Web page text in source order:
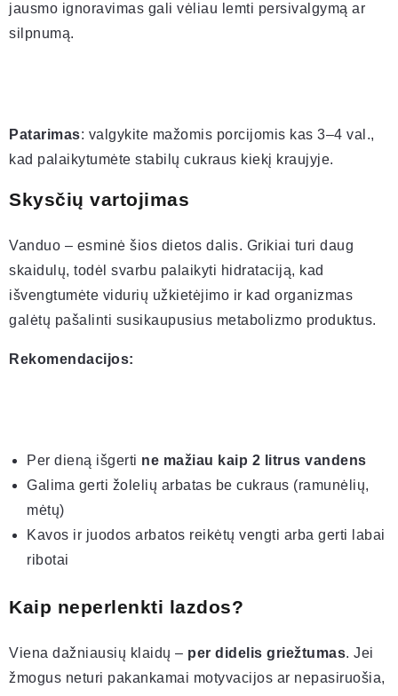
jausmo ignoravimas gali vėliau lemti persivalgymą ar
silpnumą.
Patarimas: valgykite mažomis porcijomis kas 3–4 val.,
kad palaikytumėte stabilų cukraus kiekį kraujyje.
Skysčių vartojimas
Vanduo – esminė šios dietos dalis. Grikiai turi daug
skaidulų, todėl svarbu palaikyti hidrataciją, kad
išvengtumėte vidurių užkietėjimo ir kad organizmas
galėtų pašalinti susikaupusius metabolizmo produktus.
Rekomendacijos:
Per dieną išgerti ne mažiau kaip 2 litrus vandens
Galima gerti žolelių arbatas be cukraus (ramunėlių,
mėtų)
Kavos ir juodos arbatos reikėtų vengti arba gerti labai
ribotai
Kaip neperlenkti lazdos?
Viena dažniausių klaidų – per didelis griežtumas. Jei
žmogus neturi pakankamai motyvacijos ar nepasiruošia,